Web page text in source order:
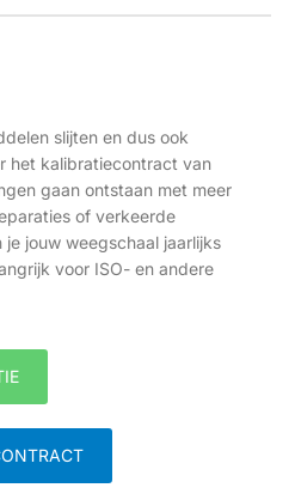
slijten en dus ook
het kalibratiecontract van
gaan ontstaan met meer
of verkeerde
jouw weegschaal jaarlijks
voor ISO- en andere